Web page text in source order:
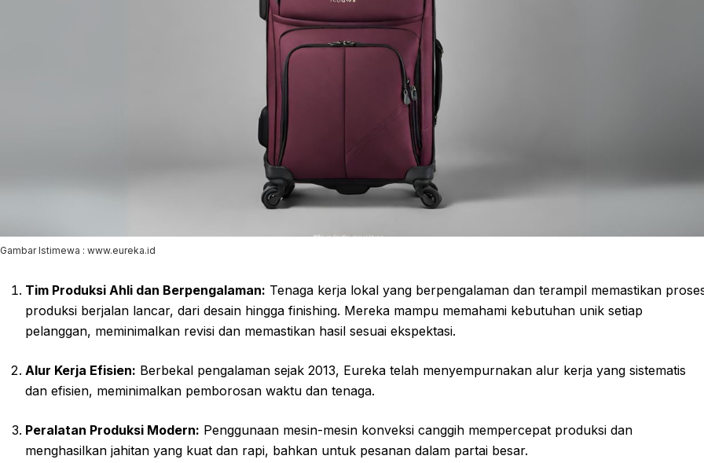
Gambar Istimewa : www.eureka.id
Tim Produksi Ahli dan Berpengalaman: Tenaga kerja lokal yang berpengalaman dan terampil memastikan
produksi berjalan lancar, dari desain hingga finishing. Mereka mampu memahami kebutuhan unik setiap
pelanggan, meminimalkan revisi dan memastikan hasil sesuai ekspektasi.
Alur Kerja Efisien: Berbekal pengalaman sejak 2013, Eureka telah menyempurnakan alur kerja yang sistematis
dan efisien, meminimalkan pemborosan waktu dan tenaga.
Peralatan Produksi Modern: Penggunaan mesin-mesin konveksi canggih mempercepat produksi dan
menghasilkan jahitan yang kuat dan rapi, bahkan untuk pesanan dalam partai besar.